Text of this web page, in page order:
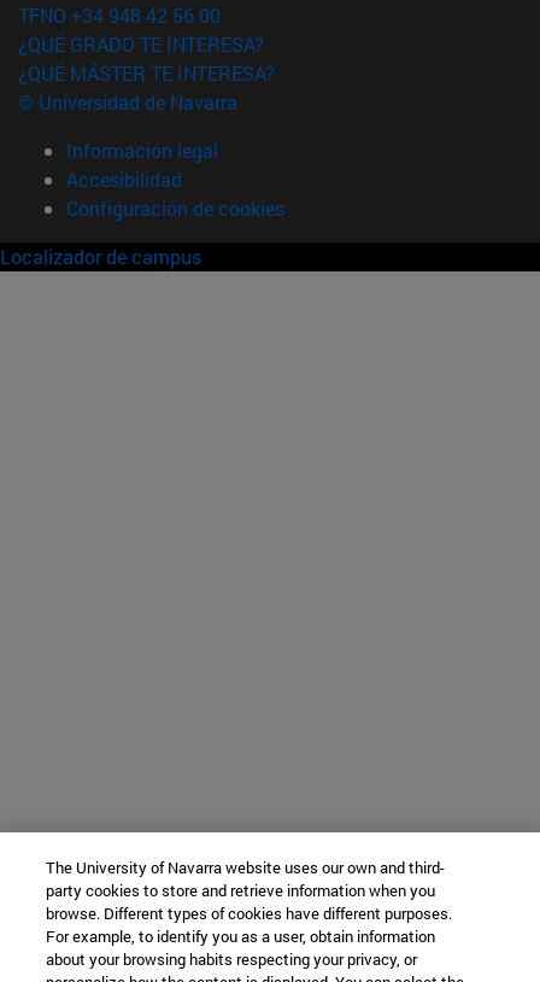
TFNO +34 948 42 56 00
¿QUÉ GRADO TE INTERESA?
¿QUÉ MÁSTER TE INTERESA?
© Universidad de Navarra
Información legal
Accesibilidad
Configuración de cookies
Localizador de campus
The University of Navarra website uses our own and third-
party cookies to store and retrieve information when you
browse. Different types of cookies have different purposes.
For example, to identify you as a user, obtain information
about your browsing habits respecting your privacy, or